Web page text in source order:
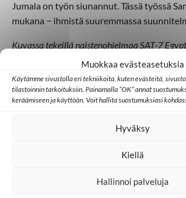
Muokkaa evästeasetuksia
Käytämme sivustolla eri tekniikoita, kuten evästeitä,
tilastoinnin tarkoituksiin. Painamalla ”OK” annat
keräämiseen ja käyttöön. Voit hallita suostumuksiasi
Hyväksy
Kiellä
Hallinnoi palveluja
Jumala on työn siunannut. Tässä työssä
mukana − ihmistä suuremmassa
Kuvassa tekeillä naistenohjelmaa SAT-7
Sirpa Rissanen
Olen Sansan työn aluepäällikkö Lähi-idän,
Sansan medialähetystyössä olen ollut vuodesta
haluaisimme olla tekemässä suuria tekoja ja